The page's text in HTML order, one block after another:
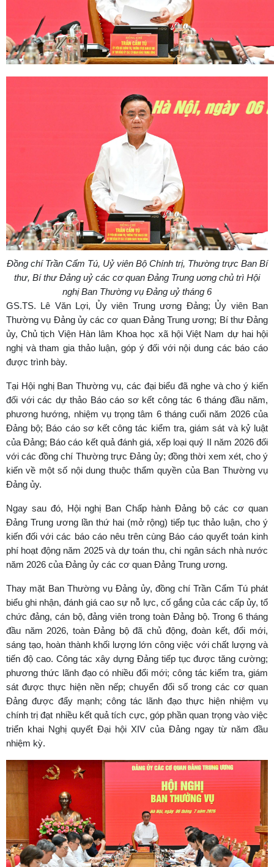
Đồng chí Trần Cẩm Tú, Uỷ viên Bộ Chính trị, Thường trực Ban Bí
thư, Bí thư Đảng uỷ các cơ quan Đảng Trung uơng chủ trì Hội
nghị Ban Thường vụ Đảng uỷ tháng 6
GS.TS. Lê Văn Lợi, Ủy viên Trung ương Đảng; Ủy viên Ban
Thường vụ Đảng ủy các cơ quan Đảng Trung ương; Bí thư Đảng
ủy, Chủ tịch Viện Hàn lâm Khoa học xã hội Việt Nam dự hai hội
nghị và tham gia thảo luận, góp ý đối với nội dung các báo cáo
được trình bày.
Tại Hội nghị Ban Thường vụ, các đại biểu đã nghe và cho ý kiến
đối với các dự thảo Báo cáo sơ kết công tác 6 tháng đầu năm,
phương hướng, nhiệm vụ trọng tâm 6 tháng cuối năm 2026 của
Đảng bộ; Báo cáo sơ kết công tác kiểm tra, giám sát và kỷ luật
của Đảng; Báo cáo kết quả đánh giá, xếp loại quý II năm 2026 đối
với các đồng chí Thường trực Đảng ủy; đồng thời xem xét, cho ý
kiến về một số nội dung thuộc thẩm quyền của Ban Thường vụ
Đảng ủy.
Ngay sau đó, Hội nghị Ban Chấp hành Đảng bộ các cơ quan
Đảng Trung ương lần thứ hai (mở rộng) tiếp tục thảo luận, cho ý
kiến đối với các báo cáo nêu trên cùng Báo cáo quyết toán kinh
phí hoạt động năm 2025 và dự toán thu, chi ngân sách nhà nước
năm 2026 của Đảng ủy các cơ quan Đảng Trung ương.
Thay mặt Ban Thường vụ Đảng ủy, đồng chí Trần Cẩm Tú phát
biểu ghi nhận, đánh giá cao sự nỗ lực, cố gắng của các cấp ủy, tổ
chức đảng, cán bộ, đảng viên trong toàn Đảng bộ. Trong 6 tháng
đầu năm 2026, toàn Đảng bộ đã chủ động, đoàn kết, đổi mới,
sáng tạo, hoàn thành khối lượng lớn công việc với chất lượng và
tiến độ cao. Công tác xây dựng Đảng tiếp tục được tăng cường;
phương thức lãnh đạo có nhiều đổi mới; công tác kiểm tra, giám
sát được thực hiện nền nếp; chuyển đổi số trong các cơ quan
Đảng được đẩy mạnh; công tác lãnh đạo thực hiện nhiệm vụ
chính trị đạt nhiều kết quả tích cực, góp phần quan trọng vào việc
triển khai Nghị quyết Đại hội XIV của Đảng ngay từ năm đầu
nhiệm kỳ.